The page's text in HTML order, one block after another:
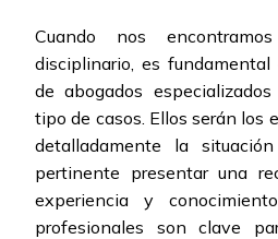
Cuando nos
disciplinario, es
de abogados
tipo de casos. Ellos serán los
detalladamente la
pertinente presentar una
experiencia y
profesionales son clave